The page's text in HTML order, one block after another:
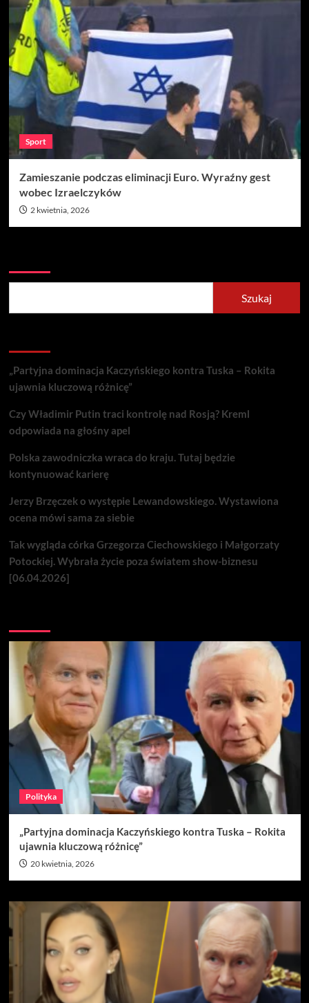
Sport
Zamieszanie podczas eliminacji Euro. Wyraźny gest
wobec Izraelczyków
2 kwietnia, 2026
Szukaj
„Partyjna dominacja Kaczyńskiego kontra Tuska – Rokita
ujawnia kluczową różnicę”
Czy Władimir Putin traci kontrolę nad Rosją? Kreml
odpowiada na głośny apel
Polska zawodniczka wraca do kraju. Tutaj będzie
kontynuować karierę
Jerzy Brzęczek o występie Lewandowskiego. Wystawiona
ocena mówi sama za siebie
Tak wygląda córka Grzegorza Ciechowskiego i Małgorzaty
Potockiej. Wybrała życie poza światem show-biznesu
[06.04.2026]
Polityka
„Partyjna dominacja Kaczyńskiego kontra Tuska – Rokita
ujawnia kluczową różnicę”
20 kwietnia, 2026